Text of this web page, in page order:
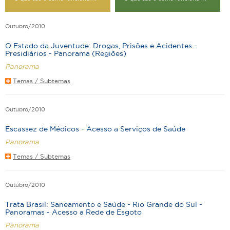
Outubro/2010
O Estado da Juventude: Drogas, Prisões e Acidentes -
Presidiários - Panorama (Regiões)
Panorama
Temas / Subtemas
Outubro/2010
Escassez de Médicos - Acesso a Serviços de Saúde
Panorama
Temas / Subtemas
Outubro/2010
Trata Brasil: Saneamento e Saúde - Rio Grande do Sul -
Panoramas - Acesso a Rede de Esgoto
Panorama